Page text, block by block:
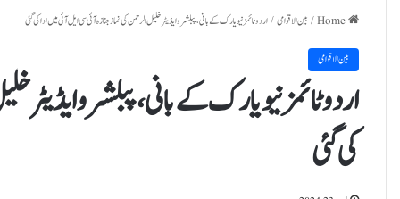
/ بین الاقوامی/اردو ٹائمز نیویارک کے بانی،پبلشر و ایڈیٹرخلیل الرحمن کی نماز جنازہ آئی سی ایل آئی میں ادا کی گئی
بین الاقوامی
اردو ٹائمز نیویارک کے بانی،پبلشر و
کی گئی